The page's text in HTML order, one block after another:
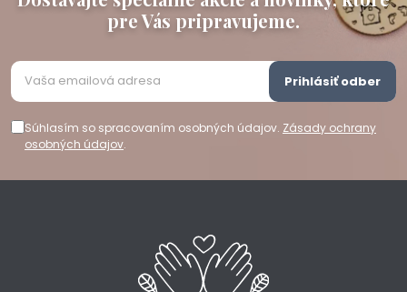
pre Vás pripravujeme.
Súhlasím so spracovaním osobných údajov. Zásady ochrany
osobných údajov.
Prihlásiť odber